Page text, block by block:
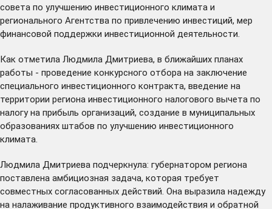
совета по улучшению инвестиционного климата и
регионального Агентства по привлечению инвестиций, мер
финансовой поддержки инвестиционной деятельности.
Как отметила Людмила Дмитриева, в ближайших планах
работы - проведение конкурсного отбора на заключение
специального инвестиционного контракта, введение на
территории региона инвестиционного налогового вычета по
налогу на прибыль организаций, создание в муниципальных
образованиях штабов по улучшению инвестиционного
климата.
Людмила Дмитриева подчеркнула: губернатором региона
поставлена амбициозная задача, которая требует
совместных согласованных действий. Она выразила надежду
на налаживание продуктивного взаимодействия и обратной